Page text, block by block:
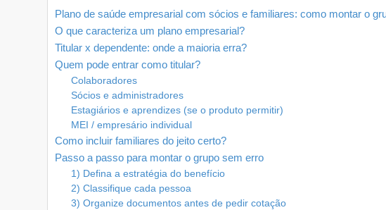
Plano de saúde empresarial com sócios e familiares: como montar o
O que caracteriza um plano empresarial?
Titular x dependente: onde a maioria erra?
Quem pode entrar como titular?
Colaboradores
Sócios e administradores
Estagiários e aprendizes (se o produto permitir)
MEI / empresário individual
Como incluir familiares do jeito certo?
Passo a passo para montar o grupo sem erro
1) Defina a estratégia do benefício
2) Classifique cada pessoa
3) Organize documentos antes de pedir cotação